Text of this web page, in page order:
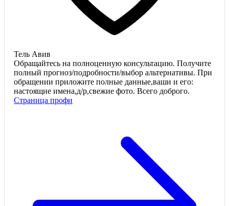
Тель Авив
Обращайтесь на полноценную консультацию. Получите
полный прогноз/подробности/выбор альтернативы. При
обращении приложите полные данные,ваши и его:
настоящие имена,д/р,свежие фото. Всего доброго.
Страница профи